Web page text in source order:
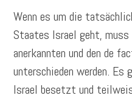
Wenn es um die
Staates Israel geht,
anerkannten und den de
unterschieden werden.
Israel besetzt und